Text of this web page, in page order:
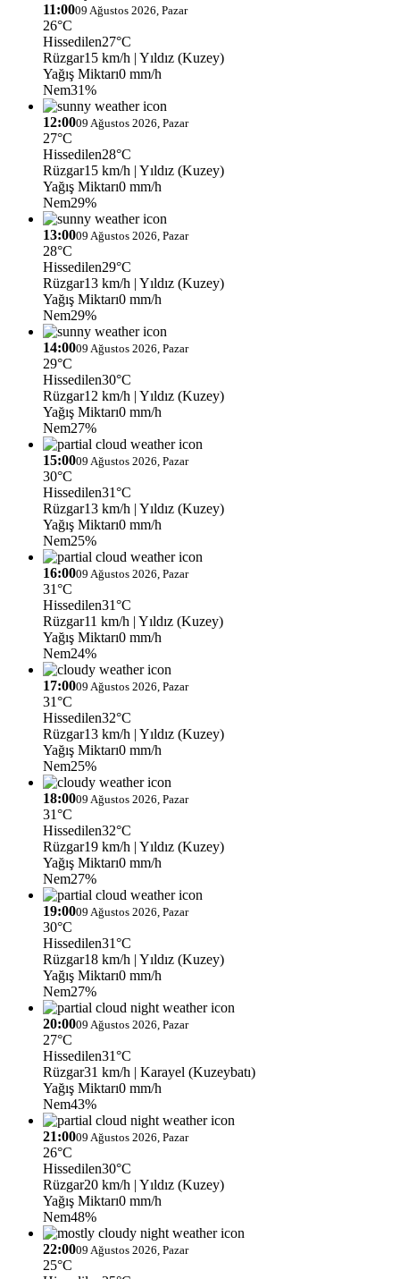
11:0009 Ağustos 2026, Pazar
26°C
Hissedilen27°C
Rüzgar15 km/h | Yıldız (Kuzey)
Yağış Miktarı0 mm/h
Nem31%
12:0009 Ağustos 2026, Pazar
27°C
Hissedilen28°C
Rüzgar15 km/h | Yıldız (Kuzey)
Yağış Miktarı0 mm/h
Nem29%
13:0009 Ağustos 2026, Pazar
28°C
Hissedilen29°C
Rüzgar13 km/h | Yıldız (Kuzey)
Yağış Miktarı0 mm/h
Nem29%
14:0009 Ağustos 2026, Pazar
29°C
Hissedilen30°C
Rüzgar12 km/h | Yıldız (Kuzey)
Yağış Miktarı0 mm/h
Nem27%
15:0009 Ağustos 2026, Pazar
30°C
Hissedilen31°C
Rüzgar13 km/h | Yıldız (Kuzey)
Yağış Miktarı0 mm/h
Nem25%
16:0009 Ağustos 2026, Pazar
31°C
Hissedilen31°C
Rüzgar11 km/h | Yıldız (Kuzey)
Yağış Miktarı0 mm/h
Nem24%
17:0009 Ağustos 2026, Pazar
31°C
Hissedilen32°C
Rüzgar13 km/h | Yıldız (Kuzey)
Yağış Miktarı0 mm/h
Nem25%
18:0009 Ağustos 2026, Pazar
31°C
Hissedilen32°C
Rüzgar19 km/h | Yıldız (Kuzey)
Yağış Miktarı0 mm/h
Nem27%
19:0009 Ağustos 2026, Pazar
30°C
Hissedilen31°C
Rüzgar18 km/h | Yıldız (Kuzey)
Yağış Miktarı0 mm/h
Nem27%
20:0009 Ağustos 2026, Pazar
27°C
Hissedilen31°C
Rüzgar31 km/h | Karayel (Kuzeybatı)
Yağış Miktarı0 mm/h
Nem43%
21:0009 Ağustos 2026, Pazar
26°C
Hissedilen30°C
Rüzgar20 km/h | Yıldız (Kuzey)
Yağış Miktarı0 mm/h
Nem48%
22:0009 Ağustos 2026, Pazar
25°C